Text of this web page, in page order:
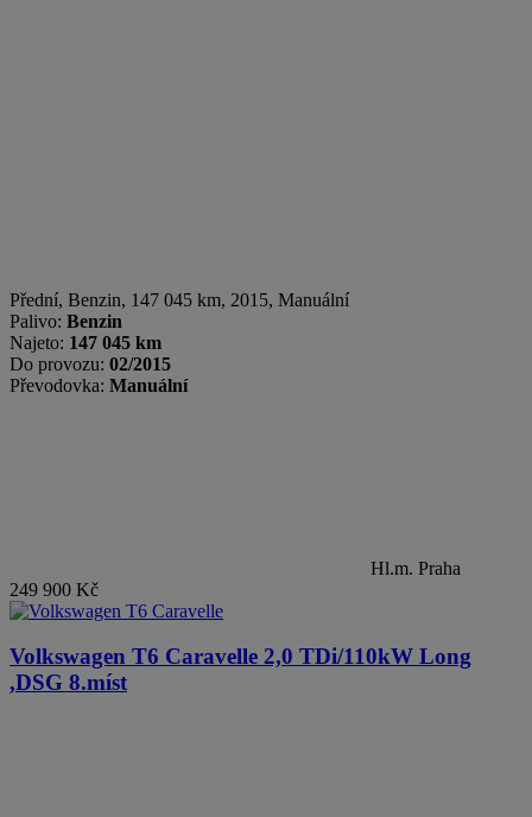
Přední, Benzin, 147 045 km, 2015, Manuální
Palivo: Benzin
Najeto: 147 045 km
Do provozu: 02/2015
Převodovka: Manuální
Hl.m. Praha
249 900 Kč
Volkswagen T6 Caravelle 2,0 TDi/110kW Long
,DSG 8.míst